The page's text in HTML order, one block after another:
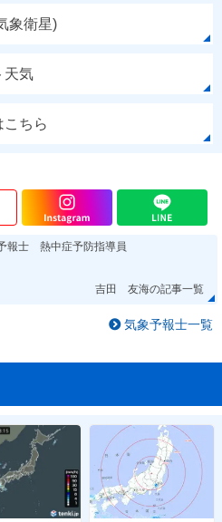
象衛星)
天気
ちら
報士 熱中症予防指導員
吉田 友海の記事一覧
気象予報士一覧